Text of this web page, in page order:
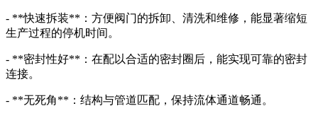
- **快速拆装**：方便阀门的拆卸、清洗和维修，能显著缩短
生产过程的停机时间。
- **密封性好**：在配以合适的密封圈后，能实现可靠的密封
连接。
- **无死角**：结构与管道匹配，保持流体通道畅通。